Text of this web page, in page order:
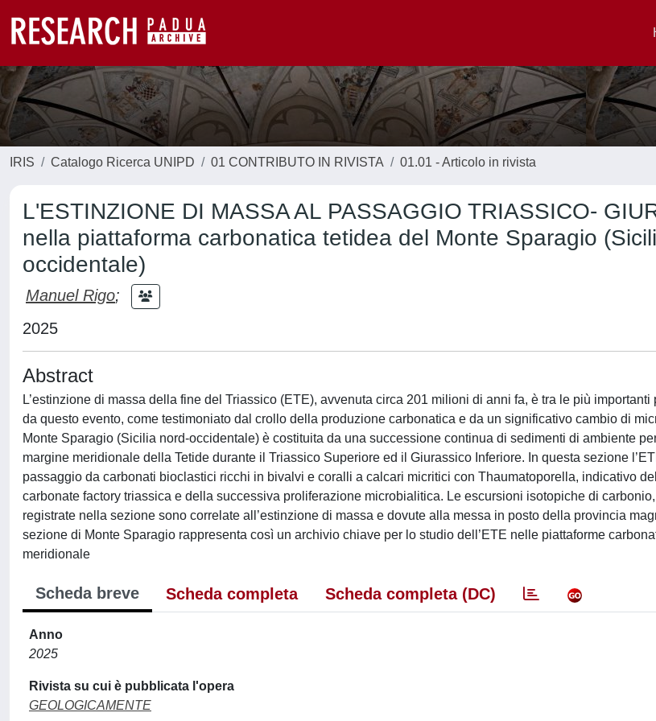
IRIS Catalogo Ricerca UNIPD 01 CONTRIBUTO IN RIVISTA 01.01 - Articolo in rivista
L'ESTINZIONE DI MASSA AL PASSAGGIO TRIASSICO-
nella piattaforma carbonatica tetidea del Monte Sparagio
occidentale)
Manuel Rigo;
2025
Abstract
L’estinzione di massa della fine del Triassico (ETE), avvenuta circa 201 milioni di anni fa, è tra le più
da questo evento, come testimoniato dal crollo della produzione carbonatica e da un significativo cambio di
Monte Sparagio (Sicilia nord-occidentale) è costituita da una successione continua di sedimenti di ambiente
margine meridionale della Tetide durante il Triassico Superiore ed il Giurassico Inferiore. In questa sezione
passaggio da carbonati bioclastici ricchi in bivalvi e coralli a calcari micritici con Thaumatoporella, indicativo
carbonate factory triassica e della successiva proliferazione microbialitica. Le escursioni isotopiche di
registrate nella sezione sono correlate all’estinzione di massa e dovute alla messa in posto della provincia
sezione di Monte Sparagio rappresenta così un archivio chiave per lo studio dell’ETE nelle piattaforme
meridionale
Scheda breve Scheda completa Scheda completa (DC)
Anno
2025
Rivista su cui è pubblicata l'opera
GEOLOGICAMENTE